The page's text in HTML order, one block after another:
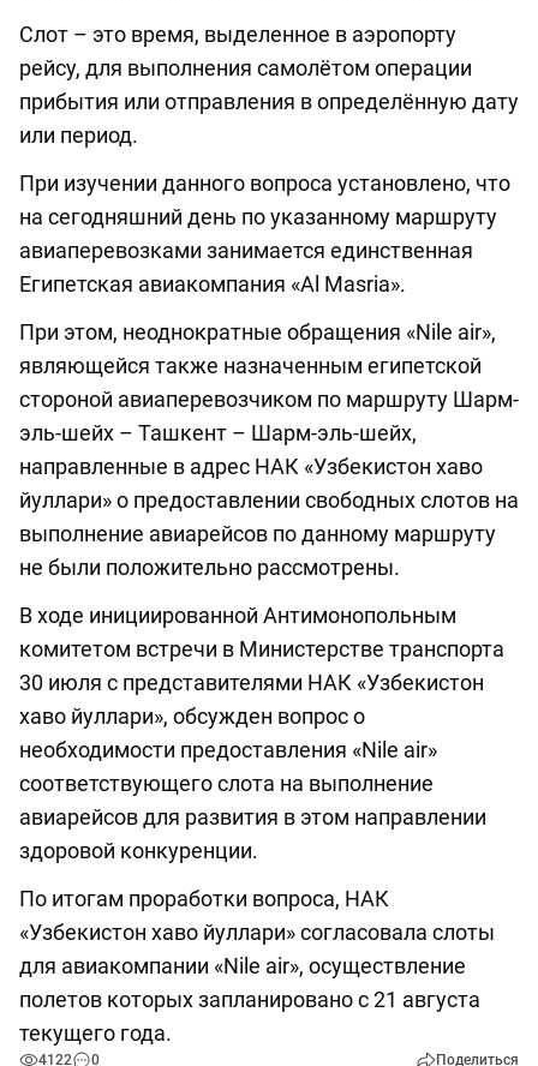
Слот – это время, выделенное в аэропорту
рейсу, для выполнения самолётом операции
прибытия или отправления в определённую дату
или период.
При изучении данного вопроса установлено, что
на сегодняшний день по указанному маршруту
авиаперевозками занимается единственная
Египетская авиакомпания «Al Masria».
При этом, неоднократные обращения «Nile air»,
являющейся также назначенным египетской
стороной авиаперевозчиком по маршруту Шарм-
эль-шейх – Ташкент – Шарм-эль-шейх,
направленные в адрес НАК «Узбекистон хаво
йуллари» о предоставлении свободных слотов на
выполнение авиарейсов по данному маршруту
не были положительно рассмотрены.
В ходе инициированной Антимонопольным
комитетом встречи в Министерстве транспорта
30 июля с представителями НАК «Узбекистон
хаво йуллари», обсужден вопрос о
необходимости предоставления «Nile air»
соответствующего слота на выполнение
авиарейсов для развития в этом направлении
здоровой конкуренции.
По итогам проработки вопроса, НАК
«Узбекистон хаво йуллари» согласовала слоты
для авиакомпании «Nile air», осуществление
полетов которых запланировано с 21 августа
текущего года.
4122 0 Поделиться